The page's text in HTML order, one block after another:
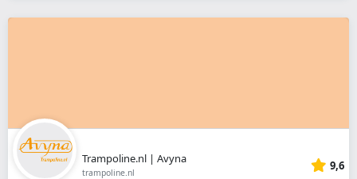
Trampoline.nl | Avyna
trampoline.nl 9,6